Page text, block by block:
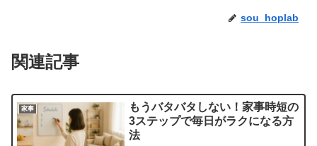
sou_hoplab
関連記事
家事
もうバタバタしない！家事時短の
3ステップで毎日がラクになる方
法